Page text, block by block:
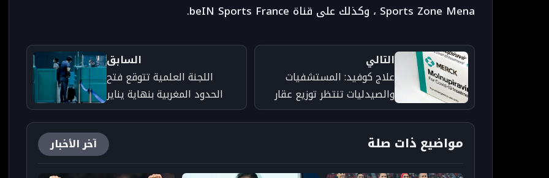
Sports Zone Mena ، وكذلك على قناة beIN Sports France.
التالي
علاج كوفيد: المستشفيات
والصيدليات تنتظر توزيع عقار
'مولنوبيرافير' ، لا توجد بيانات
عن الأسعار حتى الآن
السابق
اللجنة العلمية تتوقع فتح
الحدود المغربية بنهاية يناير
مواضيع ذات صلة آخر الأخبار